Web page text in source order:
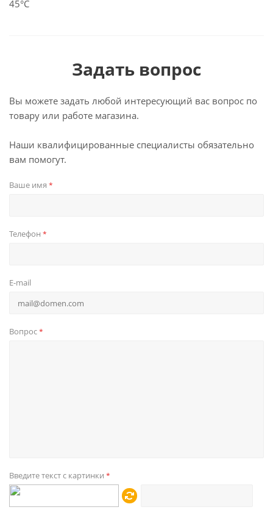
45°C
Задать вопрос
Вы можете задать любой интересующий вас вопрос по
товару или работе магазина.
Наши квалифицированные специалисты обязательно
вам помогут.
Ваше имя *
Телефон *
E-mail
Вопрос*
Введите текст с картинки *